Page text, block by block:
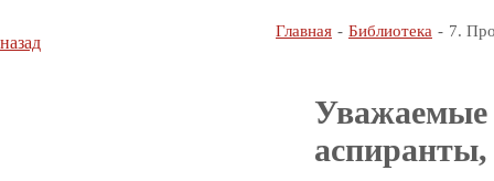
назад
Главная Библиотека 7.
Уважаемые